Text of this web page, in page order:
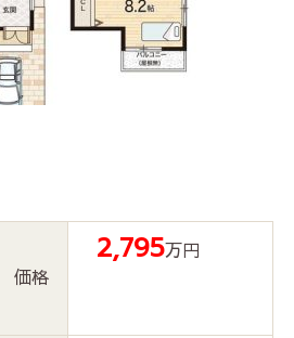
価格
2,795万円